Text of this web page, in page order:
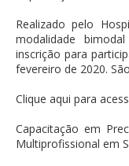
Realizado pelo
modalidade
inscrição para
fevereiro de 2020.
Clique aqui para
Capacitação em
Multiprofissional em